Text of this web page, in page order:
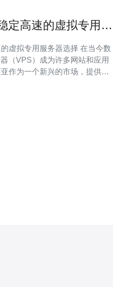
定高速的虚拟专用服
专用服务器选择 在当今数
（VPS）成为许多网站和应用
作为一个新兴的市场，提供了